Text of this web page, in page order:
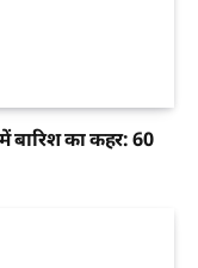
का कहर: 60